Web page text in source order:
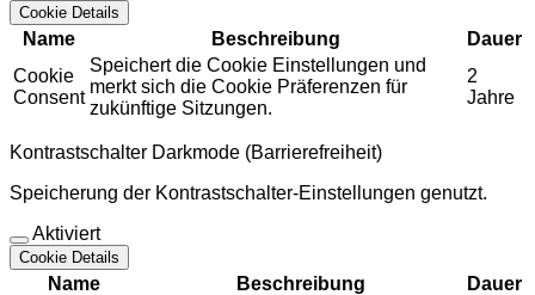
Cookie Details
Name Beschreibung
Dauer
Cookie
Consent
Speichert die Cookie Einstellungen und
merkt sich die Cookie Präferenzen für
zukünftige Sitzungen.
2
Jahre
Kontrastschalter Darkmode (Barrierefreiheit)
Speicherung der Kontrastschalter-Einstellungen genutzt.
Aktiviert
Cookie Details
Name Beschreibung
Dauer